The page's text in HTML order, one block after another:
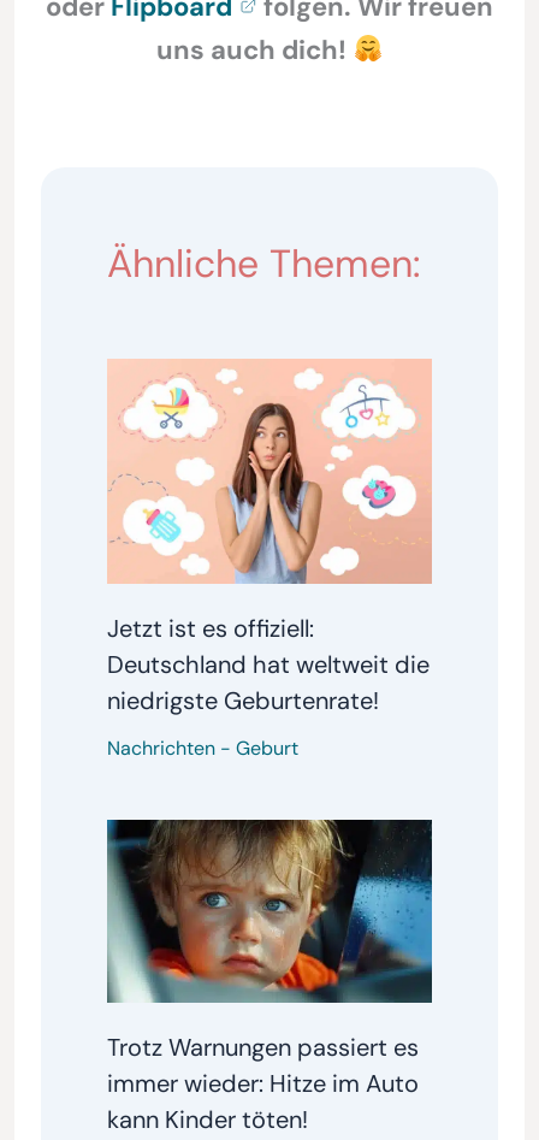
uns auch dich!
Ähnliche Themen:
Jetzt ist es offiziell:
Deutschland hat weltweit die
niedrigste Geburtenrate!
Nachrichten- Geburt
Trotz Warnungen passiert es
immer wieder: Hitze im Auto
kann Kinder töten!